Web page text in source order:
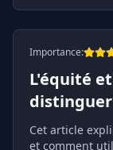
Importance:
L'équité
décision
Cet article
et comment